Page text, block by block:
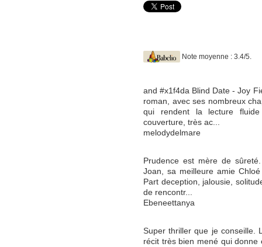
Note moyenne : 3.4/5.
and #x1f4da Blind Date - Joy
roman, avec ses nombreux
qui rendent la lecture
couverture, très ac...
melodydelmare
Prudence est mère de
Joan, sa meilleure amie
Part deception, jalousie,
de rencontr...
Ebeneettanya
Super thriller que je conseille.
récit très bien mené qui